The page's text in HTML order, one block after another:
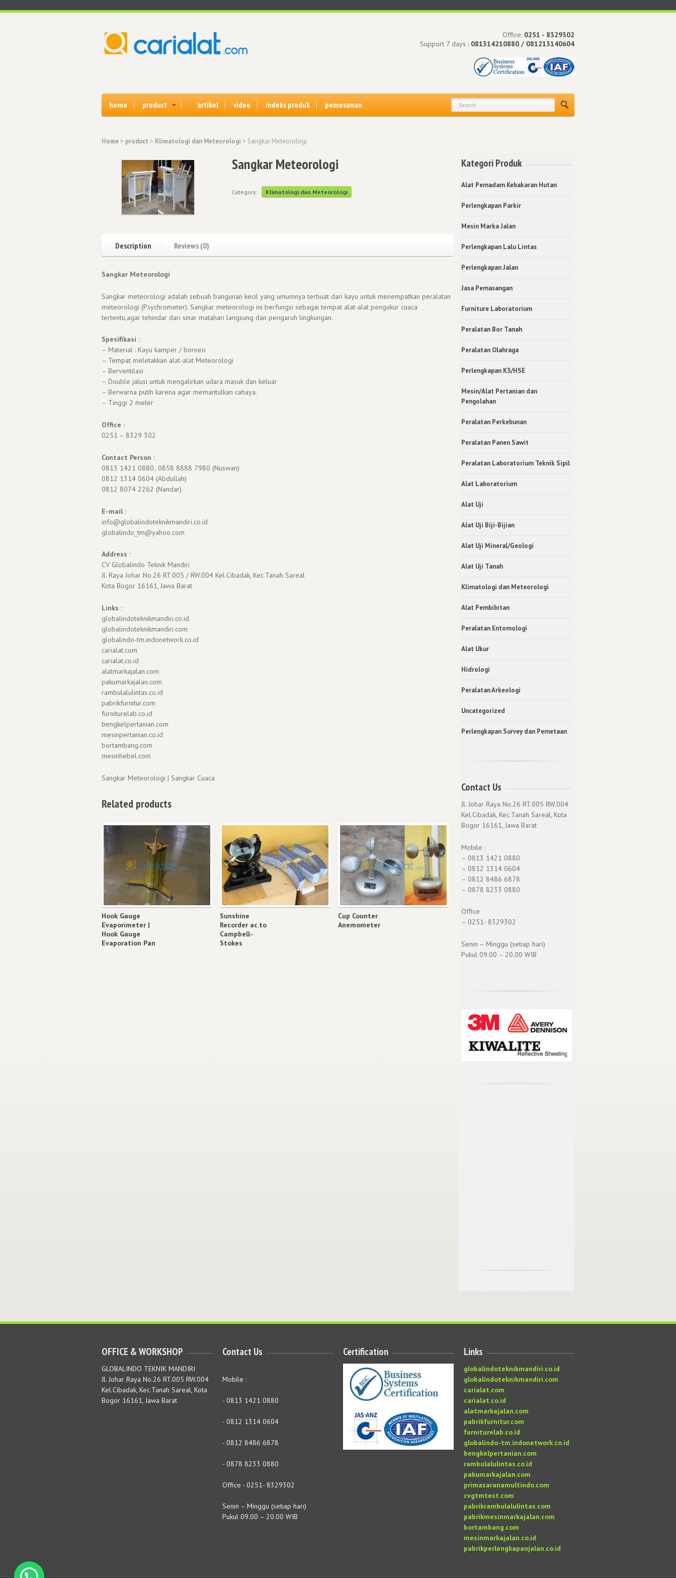
Office: 0251 - 8329302
Support 7 days : 081314210880 / 081213140604
home product artikel video indeks produk pemesanan
Home > product > Klimatologi dan Meteorologi > Sangkar Meteorologi
Sangkar Meteorologi
Category: Klimatologi dan Meteorologi
Description Reviews (0)
Sangkar Meteorologi
Sangkar meteorologi adalah sebuah bangunan kecil yang umumnya terbuat dari kayu untuk menempatkan peralatan
meteorologi (Psychrometer). Sangkar meteorologi ini berfungsi sebagai tempat alat-alat pengukur cuaca
tertentu,agar tehindar dari sinar matahari langsung dan pengaruh lingkungan.
Spesifikasi :
– Material : Kayu kamper / borneo
– Tempat meletakkan alat-alat Meteorologi
– Berventilasi
– Double jalusi untuk mengalirkan udara masuk dan keluar
– Berwarna putih karena agar memantulkan cahaya.
– Tinggi 2 meter
Office :
0251 – 8329 302
Contact Person :
0813 1421 0880; 0858 8888 7980 (Nuswan)
0812 1314 0604 (Abdullah)
0812 8074 2262 (Nandar)
E-mail :
info@globalindoteknikmandiri.co.id
globalindo_tm@yahoo.com
Address :
CV Globalindo Teknik Mandiri
Jl. Raya Johar No.26 RT.005 / RW.004 Kel.Cibadak, Kec.Tanah Sareal
Kota Bogor 16161, Jawa Barat
Links :
globalindoteknikmandiri.co.id
globalindoteknikmandiri.com
globalindo-tm.indonetwork.co.id
carialat.com
carialat.co.id
alatmarkajalan.com
pakumarkajalan.com
rambulalulintas.co.id
pabrikfurnitur.com
furniturelab.co.id
bengkelpertanian.com
mesinpertanian.co.id
bortambang.com
mesinhebel.com
Sangkar Meteorologi | Sangkar Cuaca
Related products
Hook Gauge
Evaporimeter |
Hook Gauge
Evaporation Pan
Sunshine
Recorder ac.to
Campbell-
Stokes
Cup Counter
Anemometer
Kategori Produk
Alat Pemadam Kebakaran Hutan
Perlengkapan Parkir
Mesin Marka Jalan
Perlengkapan Lalu Lintas
Perlengkapan Jalan
Jasa Pemasangan
Furniture Laboratorium
Peralatan Bor Tanah
Peralatan Olahraga
Perlengkapan K3/HSE
Mesin/Alat Pertanian dan
Pengolahan
Peralatan Perkebunan
Peralatan Panen Sawit
Peralatan Laboratorium Teknik Sipil
Alat Laboratorium
Alat Uji
Alat Uji Biji-Bijian
Alat Uji Mineral/Geologi
Alat Uji Tanah
Klimatologi dan Meteorologi
Alat Pembibitan
Peralatan Entomologi
Alat Ukur
Hidrologi
Peralatan Arkeologi
Uncategorized
Perlengkapan Survey dan Pemetaan
Contact Us
Jl. Johar Raya No.26 RT.005 RW.004
Kel.Cibadak, Kec.Tanah Sareal, Kota
Bogor 16161, Jawa Barat
Mobile :
– 0813 1421 0880
– 0812 1314 0604
– 0812 8486 6878
– 0878 8233 0880
Office
– 0251- 8329302
Senin – Minggu (setiap hari)
Pukul 09.00 – 20.00 WIB
OFFICE & WORKSHOP
GLOBALINDO TEKNIK MANDIRI
Jl. Johar Raya No.26 RT.005 RW.004
Kel.Cibadak, Kec.Tanah Sareal, Kota
Bogor 16161, Jawa Barat
Contact Us
Mobile :
- 0813 1421 0880
- 0812 1314 0604
- 0812 8486 6878
- 0878 8233 0880
Office - 0251- 8329302
Senin – Minggu (setiap hari)
Pukul 09.00 – 20.00 WIB
Certification Links
globalindoteknikmandiri.co.id
globalindoteknikmandiri.com
carialat.com
carialat.co.id
alatmarkajalan.com
pabrikfurnitur.com
furniturelab.co.id
globalindo-tm.indonetwork.co.id
bengkelpertanian.com
rambulalulintas.co.id
pakumarkajalan.com
primasaranamultindo.com
cvgtmtest.com
pabrikrambulalulintas.com
pabrikmesinmarkajalan.com
bortambang.com
mesinmarkajalan.co.id
pabrikperlengkapanjalan.co.id